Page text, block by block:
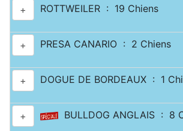
+ ROTTWEILER : 19 Chiens
+ PRESA CANARIO : 2 Chiens
+ DOGUE DE BORDEAUX : 1
+ BULLDOG ANGLAIS : 8